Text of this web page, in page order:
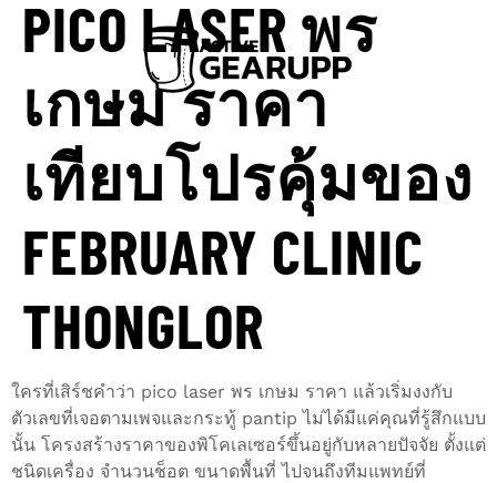
PICO LASER พร
เกษม ราคา
เทียบโปรคุ้มของ
FEBRUARY CLINIC
THONGLOR
ใครที่เสิร์ชคำว่า pico laser พร เกษม ราคา แล้วเริ่มงงกับ
ตัวเลขที่เจอตามเพจและกระทู้ pantip ไม่ได้มีแค่คุณที่รู้สึกแบบ
นั้น โครงสร้างราคาของพิโคเลเซอร์ขึ้นอยู่กับหลายปัจจัย ตั้งแต่
ชนิดเครื่อง จำนวนช็อต ขนาดพื้นที่ ไปจนถึงทีมแพทย์ที่